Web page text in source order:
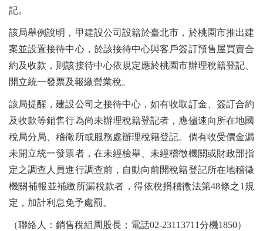
記。
該局舉例說明，甲建設公司設籍於臺北市，於桃園市推出建
案並設置接待中心，於該接待中心與客戶簽訂預售屋買賣合
約及收款，則該接待中心依規定應於桃園市辦理稅籍登記、
開立統一發票及報繳營業稅。
該局提醒，建設公司之接待中心，如有收取訂金、簽訂合約
及收款等銷售行為尚未辦理稅籍登記者，應儘速向所在地國
稅局分局、稽徵所或服務處辦理稅籍登記。倘有收受價金漏
未開立統一發票者，在未經檢舉、未經稽徵機關或財政部指
定之調查人員進行調查前，自動向前開稅籍登記所在地稽徵
機關補報並補繳所漏稅款者，得依稅捐稽徵法第48條之1規
定，加計利息免予處罰。
（聯絡人：銷售稅組周股長；電話02-23113711分機1850）